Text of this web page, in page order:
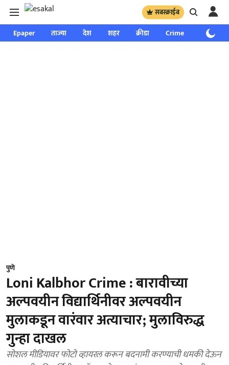
सबस्क्राईब
Epaper ताज्या देश शहर क्रीडा Crime साप्ताहिक
पुणे
Loni Kalbhor Crime : बारावीच्या
अल्पवयीन विद्यार्थिनीवर अल्पवयीन
मुलाकडून वारंवार अत्याचार; मुलाविरुद्ध
गुन्हा दाखल
सोशल मीडियावर फोटो व्हायरल करून बदनामी करण्याची धमकी देऊन